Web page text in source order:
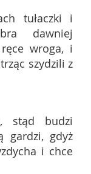
tułaczki i
dawniej
wroga, i
szydzili z
stąd budzi
gardzi, gdyż
i chce